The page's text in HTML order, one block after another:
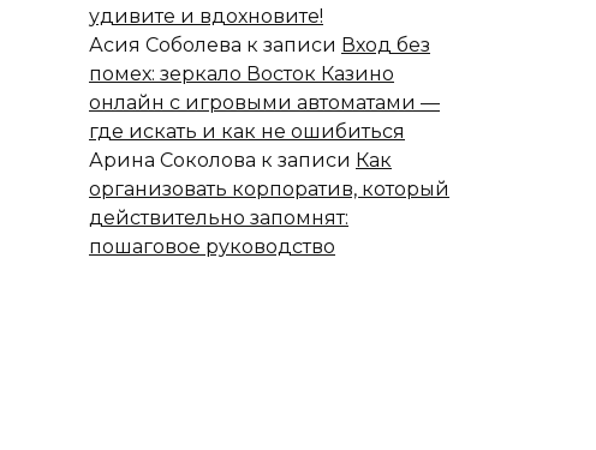
удивите и вдохновите!
Асия Соболева к записи Вход без
помех: зеркало Восток Казино
онлайн с игровыми автоматами —
где искать и как не ошибиться
Арина Соколова к записи Как
организовать корпоратив, который
действительно запомнят:
пошаговое руководство